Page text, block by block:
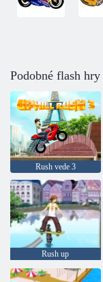
Podobné flash hry
Rush vede 3
Rush up